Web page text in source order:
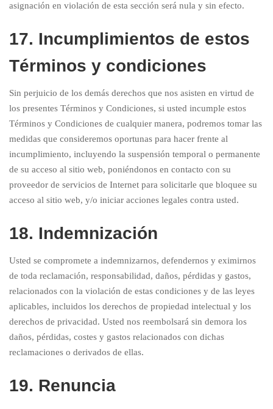
asignación en violación de esta sección será nula y sin efecto.
17. Incumplimientos de estos
Términos y condiciones
Sin perjuicio de los demás derechos que nos asisten en virtud de
los presentes Términos y Condiciones, si usted incumple estos
Términos y Condiciones de cualquier manera, podremos tomar las
medidas que consideremos oportunas para hacer frente al
incumplimiento, incluyendo la suspensión temporal o permanente
de su acceso al sitio web, poniéndonos en contacto con su
proveedor de servicios de Internet para solicitarle que bloquee su
acceso al sitio web, y/o iniciar acciones legales contra usted.
18. Indemnización
Usted se compromete a indemnizarnos, defendernos y eximirnos
de toda reclamación, responsabilidad, daños, pérdidas y gastos,
relacionados con la violación de estas condiciones y de las leyes
aplicables, incluidos los derechos de propiedad intelectual y los
derechos de privacidad. Usted nos reembolsará sin demora los
daños, pérdidas, costes y gastos relacionados con dichas
reclamaciones o derivados de ellas.
19. Renuncia